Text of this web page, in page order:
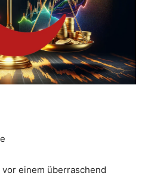
einem überraschend